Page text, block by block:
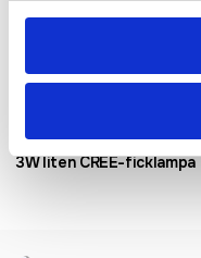
3W liten CREE-ficklampa